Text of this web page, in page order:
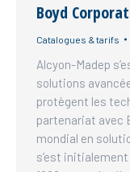
Boyd
Catalogues & tarifs
Alcyon-Madep
solutions
protègent les
partenariat avec
mondial en
s’est